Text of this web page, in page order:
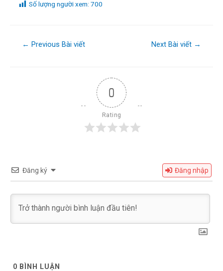
Số lượng người xem: 700
hướng
← Previous Bài viết Next Bài viết →
0
Rating
Đăng ký Đăng nhập
0 BÌNH LUẬN